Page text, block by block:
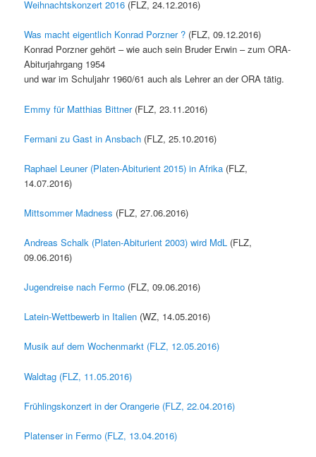
Weihnachtskonzert 2016 (FLZ, 24.12.2016)
Was macht eigentlich Konrad Porzner ? (FLZ, 09.12.2016)
Konrad Porzner gehört – wie auch sein Bruder Erwin – zum ORA-
Abiturjahrgang 1954
und war im Schuljahr 1960/61 auch als Lehrer an der ORA tätig.
Emmy für Matthias Bittner(FLZ, 23.11.2016)
Fermani zu Gast in Ansbach (FLZ, 25.10.2016)
Raphael Leuner (Platen-Abiturient 2015) in Afrika (FLZ,
14.07.2016)
Mittsommer Madness (FLZ, 27.06.2016)
Andreas Schalk (Platen-Abiturient 2003) wird MdL (FLZ,
09.06.2016)
Jugendreise nach Fermo (FLZ, 09.06.2016)
Latein-Wettbewerb in Italien (WZ, 14.05.2016)
Musik auf dem Wochenmarkt (FLZ, 12.05.2016)
Waldtag (FLZ, 11.05.2016)
Frühlingskonzert in der Orangerie (FLZ, 22.04.2016)
Platenser in Fermo (FLZ, 13.04.2016)